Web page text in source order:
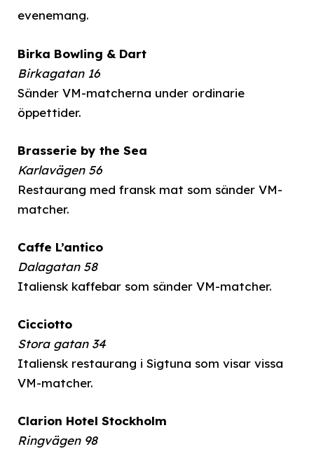
evenemang.
Birka Bowling & Dart
Birkagatan 16
Sänder VM-matcherna under ordinarie
öppettider.
Brasserie by the Sea
Karlavägen 56
Restaurang med fransk mat som sänder VM-
matcher.
Caffe L’antico
Dalagatan 58
Italiensk kaffebar som sänder VM-matcher.
Cicciotto
Stora gatan 34
Italiensk restaurang i Sigtuna som visar vissa
VM-matcher.
Clarion Hotel Stockholm
Ringvägen 98